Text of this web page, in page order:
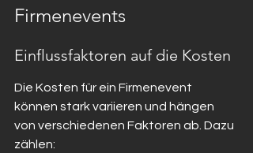
Firmenevents
Einflussfaktoren auf die Kosten
Die Kosten für ein Firmenevent
können stark variieren und hängen
von verschiedenen Faktoren ab. Dazu
zählen: